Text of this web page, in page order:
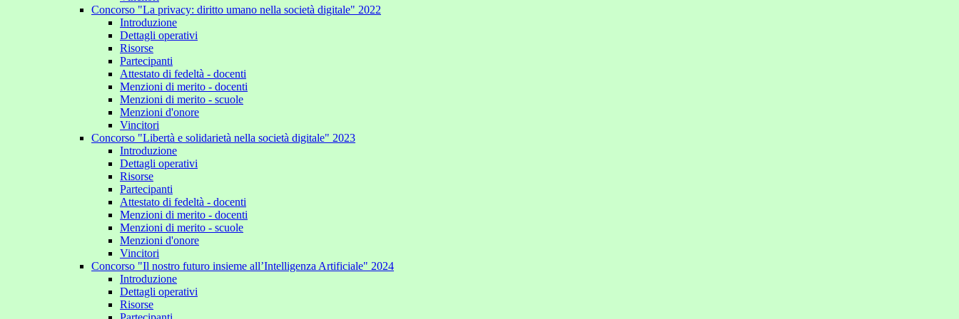
Concorso "La privacy: diritto umano nella società digitale" 2022
Introduzione
Dettagli operativi
Risorse
Partecipanti
Attestato di fedeltà - docenti
Menzioni di merito - docenti
Menzioni di merito - scuole
Menzioni d'onore
Vincitori
Concorso "Libertà e solidarietà nella società digitale" 2023
Introduzione
Dettagli operativi
Risorse
Partecipanti
Attestato di fedeltà - docenti
Menzioni di merito - docenti
Menzioni di merito - scuole
Menzioni d'onore
Vincitori
Concorso "Il nostro futuro insieme all’Intelligenza Artificiale" 2024
Introduzione
Dettagli operativi
Risorse